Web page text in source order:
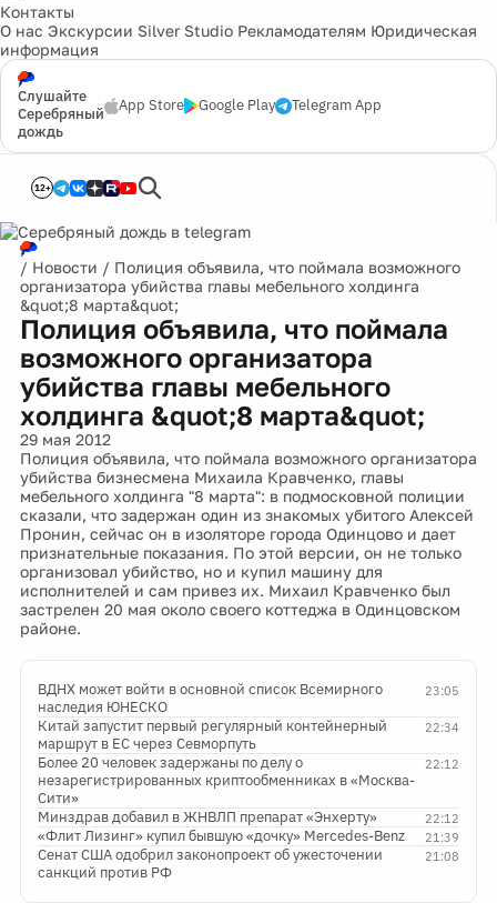
Контакты
О нас Экскурсии Silver Studio Рекламодателям Юридическая
информация
Слушайте
Серебряный
дождь
App Store Google Play Telegram App
12+
/ Новости / Полиция объявила, что поймала возможного
организатора убийства главы мебельного холдинга
&quot;8 марта&quot;
Полиция объявила, что поймала
возможного организатора
убийства главы мебельного
холдинга &quot;8 марта&quot;
29 мая 2012
Полиция объявила, что поймала возможного организатора
убийства бизнесмена Михаила Кравченко, главы
мебельного холдинга "8 марта": в подмосковной полиции
сказали, что задержан один из знакомых убитого Алексей
Пронин, сейчас он в изоляторе города Одинцово и дает
признательные показания. По этой версии, он не только
организовал убийство, но и купил машину для
исполнителей и сам привез их. Михаил Кравченко был
застрелен 20 мая около своего коттеджа в Одинцовском
районе.
23:05
ВДНХ может войти в основной список Всемирного
наследия ЮНЕСКО
22:34
Китай запустит первый регулярный контейнерный
маршрут в ЕС через Севморпуть
22:12
Более 20 человек задержаны по делу о
незарегистрированных криптообменниках в «Москва-
Сити»
22:12
Минздрав добавил в ЖНВЛП препарат «Энхерту»
21:39
«Флит Лизинг» купил бывшую «дочку» Mercedes-Benz
21:08
Сенат США одобрил законопроект об ужесточении
санкций против РФ